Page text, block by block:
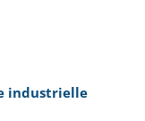
industrielle